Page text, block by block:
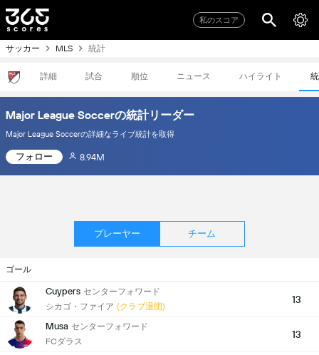
私のスコア
サッカー MLS 統計
詳細 試合 順位 ニュース ハイライト
Major League Soccerの統計リーダー
Major League Soccerの詳細なライブ統計を取得
フォロー 8.94M
プレーヤー チーム
ゴール
Cuypers センターフォワード
シカゴ・ファイア (クラブ退団)
13
Musa センターフォワード
FCダラス
13